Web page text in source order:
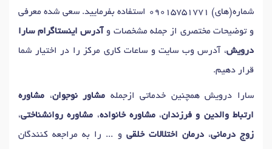
آسیب های روانی
اضطراب اجتماعی
دکتر استرس در تهران درمان شناختی رفتاری در تهران
دکتر مشاوره فردی در تهران دکتررواندرمانی سالمنداندر تهران
دکتر افسردگی پس از زایمان
شماره(های) 09015751771 استفاده بفرمایید. سعی شده معرفی
و توضیحات مختصری از جمله مشخصات و آدرس اینستاگرام سارا
درویش، آدرس وب سایت و ساعات کاری مرکز را در اختیار شما
قرار دهیم.
سارا درویش همچنین خدماتی ازجمله مشاور نوجوان، مشاوره
ارتباط والدین و فرزندان،مشاوره خانواده، مشاوره روانشناختی،
زوج درمانی،درمان اختلالات خلقی و ... را به مراجعه کنندگان